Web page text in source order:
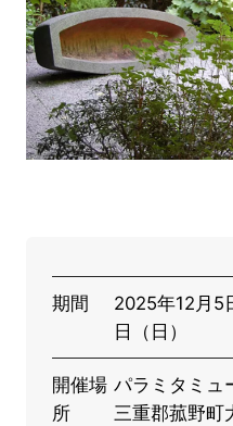
期間
2025年12月5
日（日）
開催場
所
パラミタミュ
三重郡菰野町